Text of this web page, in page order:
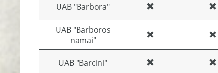
UAB "Barbora"
UAB "Barboros
namai"
UAB "Barcini"